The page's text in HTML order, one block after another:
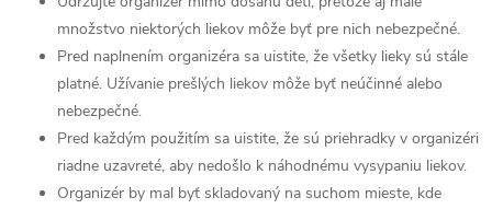
množstvo niektorých liekov môže byť pre nich nebezpečné.
Pred naplnením organizéra sa uistite, že všetky lieky sú stále
platné. Užívanie prešlých liekov môže byť neúčinné alebo
nebezpečné.
Pred každým použitím sa uistite, že sú priehradky v organizéri
riadne uzavreté, aby nedošlo k náhodnému vysypaniu liekov.
Organizér by mal byť skladovaný na suchom mieste, kde